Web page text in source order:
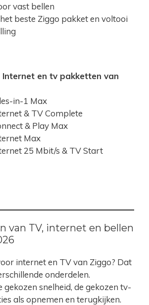
vast bellen
beste Ziggo pakket en voltooi
Internet en tv pakketten van
in-1 Max
& TV Complete
& Play Max
Max
25 Mbit/s & TV Start
van TV, internet en bellen
internet en TV van Ziggo? Dat
onderdelen.
gekozen snelheid, de gekozen tv-
als opnemen en terugkijken.